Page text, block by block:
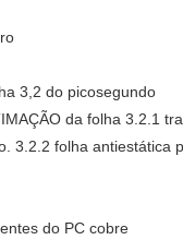
3,2 do picosegundo
da folha 3.2.1
3.2.2 folha antiestática
do PC cobre